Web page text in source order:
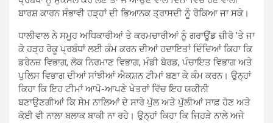
ਬਾਰਸ਼ ਕਾਰਨ ਸੰਭਾਵੀ ਹੜ੍ਹਾਂ ਦੀ ਭਿਆਨਕ ਤ੍ਰਾਸਦੀ ਨੂੰ ਰੋਕਿਆ ਜਾ ਸਕੇ।
ਧਾਲੀਵਾਲ ਨੇ ਸਮੂਹ ਅਧਿਕਾਰੀਆਂ ਤੇ ਕਰਮਚਾਰੀਆਂ ਨੂੰ ਗਰਾਊਂਡ ਜ਼ੀਰੋ ’ਤੇ ਜਾ
ਕੇ ਹੜ੍ਹ ਰੋਕੂ ਪ੍ਰਬੰਧਾਂ ਲਈ ਕੰਮ ਕਰਨ ਦੀਆਂ ਹਦਾਇਤਾਂ ਦਿੰਦਿਆਂ ਕਿਹਾ ਕਿ
ਡਰੇਨਜ਼ ਵਿਭਾਗ, ਲੋਕ ਨਿਰਮਾਣ ਵਿਭਾਗ, ਮੰਡੀ ਬੋਰਡ, ਪੰਚਾਇਤ ਵਿਭਾਗ ਅਤੇ
ਪੁਲਿਸ ਵਿਭਾਗ ਦੀਆਂ ਸਾਂਝੀਆਂ ਐਕਸ਼ਨ ਟੀਮਾਂ ਬਣਾ ਕੇ ਕੰਮ ਕਰਨ। ਉਨ੍ਹਾਂ
ਕਿਹਾ ਕਿ ਇਹ ਟੀਮਾਂ ਆਪੋ-ਆਪਣੇ ਖੇਤਰਾਂ ਵਿੱਚ ਇਹ ਯਕੀਨੀ
ਬਣਾਉਣਗੀਆਂ ਕਿ ਸੇਮ ਨਾਲਿਆਂ ਦੇ ਸਾਰੇ ਪੁੱਲ ਅਤੇ ਪੁੱਲੀਆਂ ਸਾਫ਼ ਹੋਣ ਅਤੇ
ਕੋਈ ਵੀ ਨਾਲਾ ਬਲਾਕ ਬਾਕੀ ਨਾ ਰਹੇ। ਉਨ੍ਹਾਂ ਕਿਹਾ ਕਿ ਜਿਹੜੇ ਨਾਲੇ ਅਜੇ